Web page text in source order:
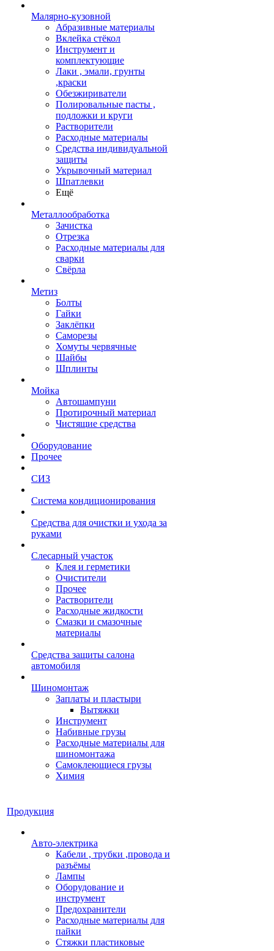
Малярно-кузовной
Абразивные материалы
Вклейка стёкол
Инструмент и
комплектующие
Лаки , эмали, грунты
,краски
Обезжириватели
Полировальные пасты ,
подложки и круги
Растворители
Расходные материалы
Средства индивидуальной
защиты
Укрывочный материал
Шпатлевки
Ещё
Металлообработка
Зачистка
Отрезка
Расходные материалы для
сварки
Свёрла
Метиз
Болты
Гайки
Заклёпки
Саморезы
Хомуты червячные
Шайбы
Шплинты
Мойка
Автошампуни
Протирочный материал
Чистящие средства
Оборудование
Прочее
СИЗ
Система кондиционирования
Средства для очистки и ухода за
руками
Слесарный участок
Клея и герметики
Очистители
Прочее
Растворители
Расходные жидкости
Смазки и смазочные
материалы
Средства защиты салона
автомобиля
Шиномонтаж
Заплаты и пластыри
Вытяжки
Инструмент
Набивные грузы
Расходные материалы для
шиномонтажа
Самоклеющиеся грузы
Химия
Продукция
Авто-электрика
Кабели , трубки ,провода и
разъёмы
Лампы
Оборудование и
инструмент
Предохранители
Расходные материалы для
пайки
Стяжки пластиковые